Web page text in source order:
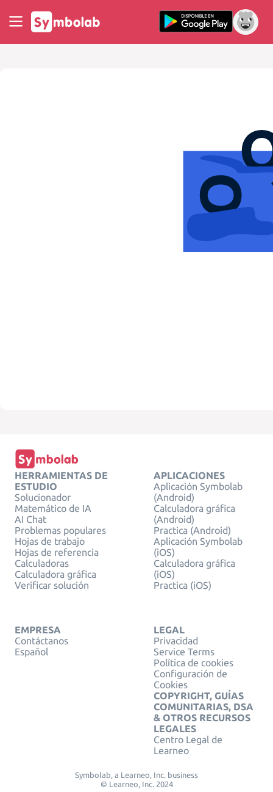
HERRAMIENTAS DE
ESTUDIO
Solucionador
Matemático de IA
AI Chat
Problemas populares
Hojas de trabajo
Hojas de referencia
Calculadoras
Calculadora gráfica
Verificar solución
APLICACIONES
Aplicación Symbolab
(Android)
Calculadora gráfica
(Android)
Practica (Android)
Aplicación Symbolab
(iOS)
Calculadora gráfica
(iOS)
Practica (iOS)
EMPRESA
Contáctanos
Español
LEGAL
Privacidad
Service Terms
Política de cookies
Configuración de
Cookies
COPYRIGHT, GUÍAS
COMUNITARIAS, DSA
& OTROS RECURSOS
LEGALES
Centro Legal de
Learneo
Symbolab, a Learneo, Inc. business
© Learneo, Inc. 2024